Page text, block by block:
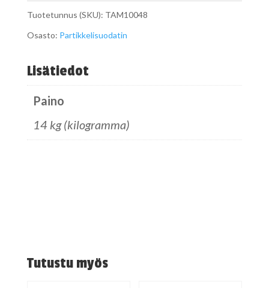
Tuotetunnus (SKU): TAM10048
Osasto: Partikkelisuodatin
Lisätiedot
Paino
14 kg (kilogramma)
Tutustu myös